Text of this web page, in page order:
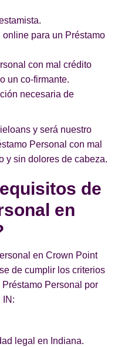
para un Préstamo
con mal crédito
un co-firmante.
necesaria de
y será nuestro
Personal con mal
y sin dolores de cabeza.
de
en
en Crown Point
de cumplir los criterios
Personal por
IN:
legal en Indiana.